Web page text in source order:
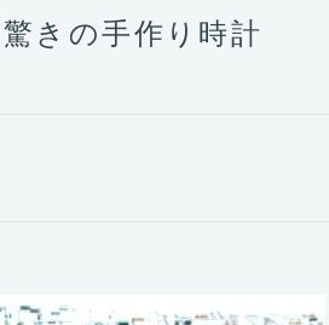
きの手作り時計